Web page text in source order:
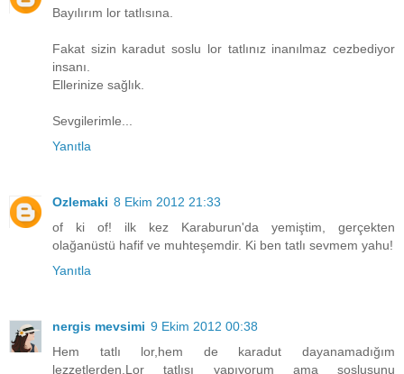
Bayılırım lor tatlısına.
Fakat sizin karadut soslu lor tatlınız inanılmaz cezbediyor
insanı.
Ellerinize sağlık.
Sevgilerimle...
Yanıtla
Ozlemaki 8 Ekim 2012 21:33
of ki of! ilk kez Karaburun'da yemiştim, gerçekten
olağanüstü hafif ve muhteşemdir. Ki ben tatlı sevmem yahu!
Yanıtla
nergis mevsimi 9 Ekim 2012 00:38
Hem tatlı lor,hem de karadut dayanamadığım
lezzetlerden.Lor tatlısı yapıyorum ama soslusunu